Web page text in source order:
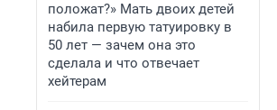
положат?» Мать двоих детей
набила первую татуировку в
50 лет — зачем она это
сделала и что отвечает
хейтерам